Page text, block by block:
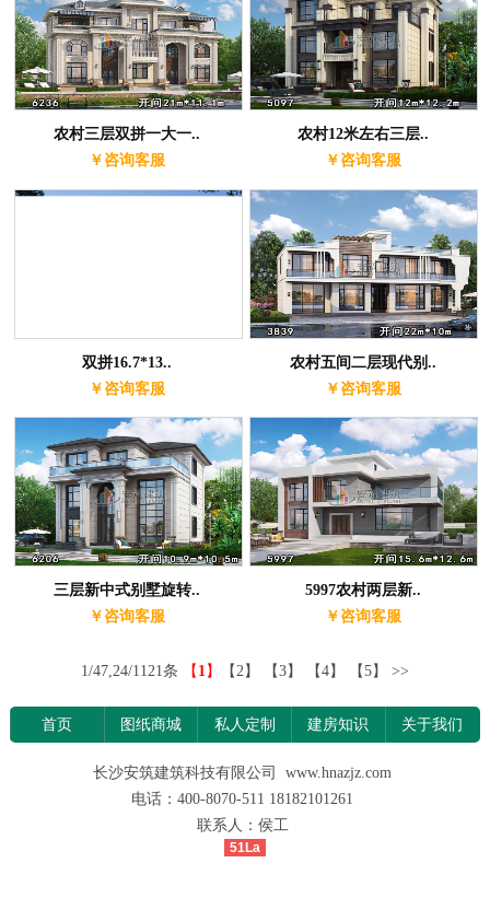
农村三层双拼一大一..
￥咨询客服
农村12米左右三层..
￥咨询客服
双拼16.7*13..
￥咨询客服
农村五间二层现代别..
￥咨询客服
三层新中式别墅旋转..
￥咨询客服
5997农村两层新..
￥咨询客服
1/47,24/1121条 【 1 】 【2】 【3】 【4】 【5】 >>
首页 图纸商城 私人定制 建房知识 关于我们
长沙安筑建筑科技有限公司 www.hnazjz.com
电话：400-8070-511 18182101261
联系人：侯工
51La